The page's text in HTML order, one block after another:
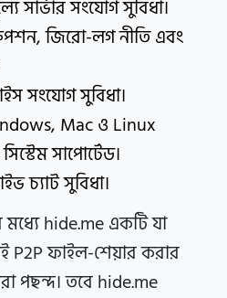
সার্ভার সংযোগ সুবিধা।
জিরো-লগ নীতি এবং
সংযোগ সুবিধা।
Mac ও Linux
সাপোর্টেড।
চ্যাট সুবিধা।
hide.me একটি যা
P2P ফাইল-শেয়ার করার
পছন্দ। তবে hide.me